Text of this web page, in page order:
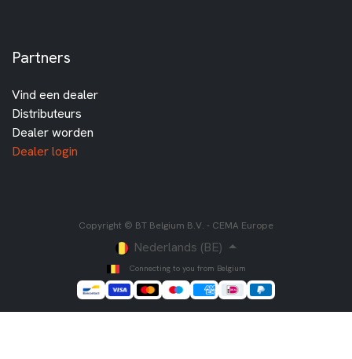
Partners
Vind een dealer
Distributeurs
Dealer worden
Dealer login
Copyright © BT Belgium B.V. - CEMA Europe
Nederlands (BE)
Connecting to you from Belgium